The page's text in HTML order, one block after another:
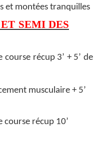
et montées tranquilles
SEMI DES
course récup 3’ + 5’ de
musculaire + 5’
course récup 10’